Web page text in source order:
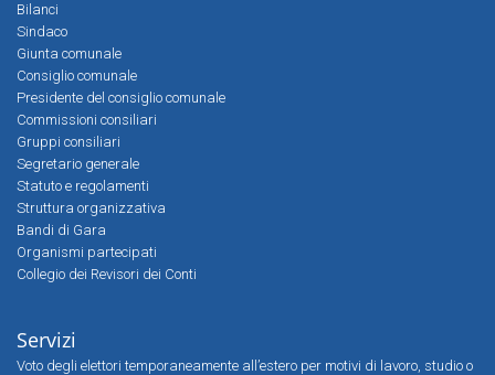
Bilanci
Sindaco
Giunta comunale
Consiglio comunale
Presidente del consiglio comunale
Commissioni consiliari
Gruppi consiliari
Segretario generale
Statuto e regolamenti
Struttura organizzativa
Bandi di Gara
Organismi partecipati
Collegio dei Revisori dei Conti
Servizi
Voto degli elettori temporaneamente all’estero per motivi di lavoro, studio o